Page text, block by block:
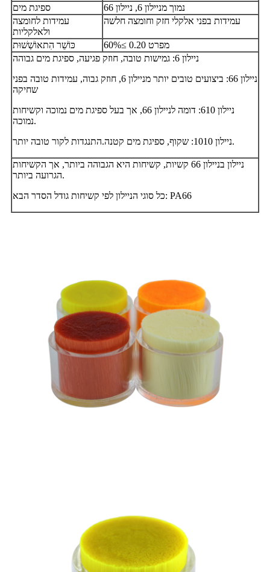
ספיגת מים
נמוך מניילון 6, ניילון 66
עמידות לחומצה
ולאלקליות
עמידות בפני אלקלי חזק וחומצה חלשה
כּוֹשֵׁר הִתאוֹשְׁשׁוּת
מפרט 0.20 ≥60%
ניילון 6: גמישות טובה, חוזק פגיעה, ספיגת מים גבוהה
ניילון 66: ביצועים טובים יותר מניילון 6, חוזק גבוה, עמידות טובה בפני
שחיקה
ניילון 610: דומה לניילון 66, אך בעל ספיגת מים נמוכה וקשיחות
נמוכה.
ניילון 1010: שקוף, ספיגת מים קטנה.התנגדות לקור טובה יותר.
ניילון בניילון 66 קשיות, קשיחות היא הגבוהה ביותר, אך הקשיחות
הגרועה ביותר.
כל סוגי הניילון לפי קשיחות גודל הסדר הבא: PA66